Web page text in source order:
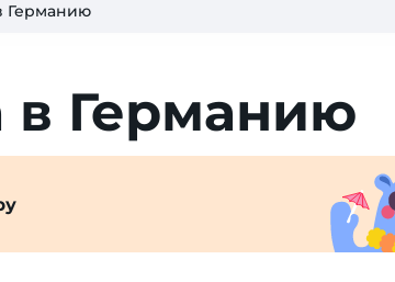
Германию
в Германию